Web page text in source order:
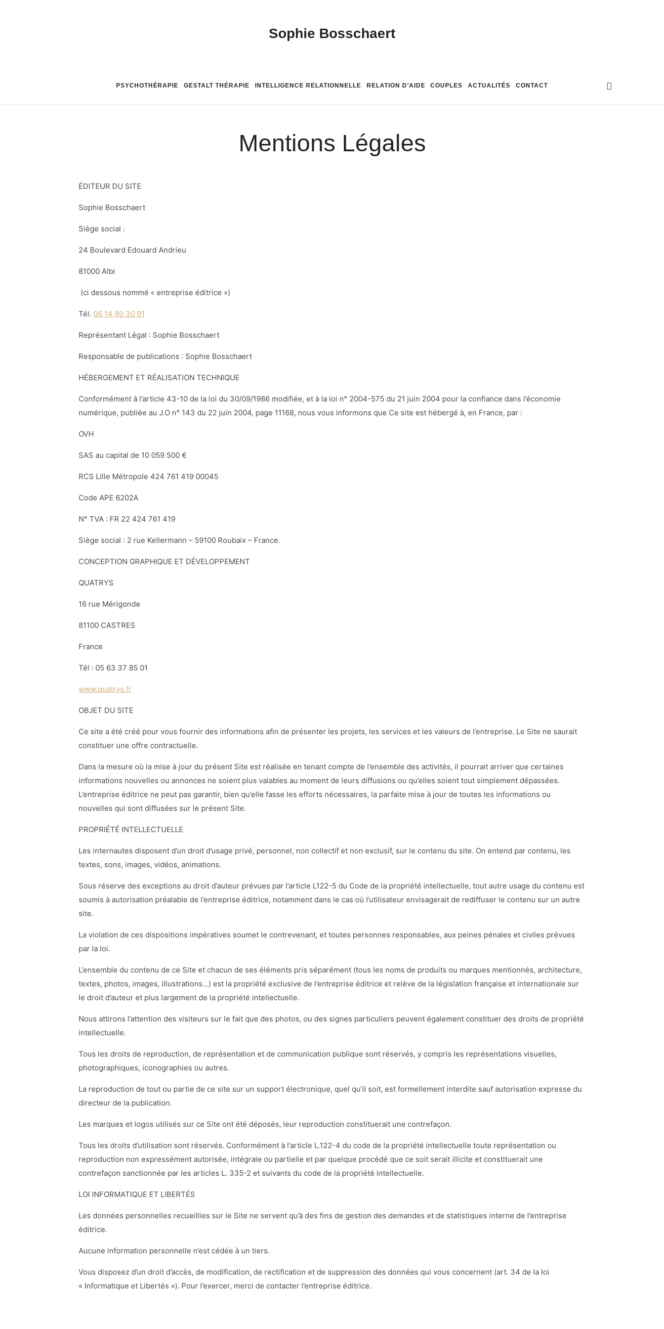
Sophie
Bosschaert
Sophie Bosschaert
PSYCHOTHÉRAPIE GESTALT THÉRAPIE INTELLIGENCE RELATIONNELLE RELATION D’AIDE COUPLES ACTUALITÉS CONTACT
Mentions Légales
ÉDITEUR DU SITE
Sophie Bosschaert
Siège social :
24 Boulevard Edouard Andrieu
81000 Albi
(ci dessous nommé « entreprise éditrice »)
Tél. 06 14 80 30 91
Représentant Légal : Sophie Bosschaert
Responsable de publications : Sophie Bosschaert
HÉBERGEMENT ET RÉALISATION TECHNIQUE
Conformément à l’article 43-10 de la loi du 30/09/1986 modifiée, et à la loi n° 2004-575 du 21 juin 2004 pour la confiance dans l’économie
numérique, publiée au J.O n° 143 du 22 juin 2004, page 11168, nous vous informons que Ce site est hébergé à, en France, par :
OVH
SAS au capital de 10 059 500 €
RCS Lille Métropole 424 761 419 00045
Code APE 6202A
N° TVA : FR 22 424 761 419
Siège social : 2 rue Kellermann – 59100 Roubaix – France.
CONCEPTION GRAPHIQUE ET DÉVELOPPEMENT
QUATRYS
16 rue Mérigonde
81100 CASTRES
France
Tél : 05 63 37 85 01
www.quatrys.fr
OBJET DU SITE
Ce site a été créé pour vous fournir des informations afin de présenter les projets, les services et les valeurs de l’entreprise. Le Site ne saurait
constituer une offre contractuelle.
Dans la mesure où la mise à jour du présent Site est réalisée en tenant compte de l’ensemble des activités, il pourrait arriver que certaines
informations nouvelles ou annonces ne soient plus valables au moment de leurs diffusions ou qu’elles soient tout simplement dépassées.
L’entreprise éditrice ne peut pas garantir, bien qu’elle fasse les efforts nécessaires, la parfaite mise à jour de toutes les informations ou
nouvelles qui sont diffusées sur le présent Site.
PROPRIÉTÉ INTELLECTUELLE
Les internautes disposent d’un droit d’usage privé, personnel, non collectif et non exclusif, sur le contenu du site. On entend par contenu, les
textes, sons, images, vidéos, animations.
Sous réserve des exceptions au droit d’auteur prévues par l’article L122-5 du Code de la propriété intellectuelle, tout autre usage du contenu est
soumis à autorisation préalable de l’entreprise éditrice, notamment dans le cas où l’utilisateur envisagerait de rediffuser le contenu sur un autre
site.
La violation de ces dispositions impératives soumet le contrevenant, et toutes personnes responsables, aux peines pénales et civiles prévues
par la loi.
L’ensemble du contenu de ce Site et chacun de ses éléments pris séparément (tous les noms de produits ou marques mentionnés, architecture,
textes, photos, images, illustrations…) est la propriété exclusive de l’entreprise éditrice et relève de la législation française et internationale sur
le droit d’auteur et plus largement de la propriété intellectuelle.
Nous attirons l’attention des visiteurs sur le fait que des photos, ou des signes particuliers peuvent également constituer des droits de propriété
intellectuelle.
Tous les droits de reproduction, de représentation et de communication publique sont réservés, y compris les représentations visuelles,
photographiques, iconographies ou autres.
La reproduction de tout ou partie de ce site sur un support électronique, quel qu’il soit, est formellement interdite sauf autorisation expresse du
directeur de la publication.
Les marques et logos utilisés sur ce Site ont été déposés, leur reproduction constituerait une contrefaçon.
Tous les droits d’utilisation sont réservés. Conformément à l’article L.122-4 du code de la propriété intellectuelle toute représentation ou
reproduction non expressément autorisée, intégrale ou partielle et par quelque procédé que ce soit serait illicite et constituerait une
contrefaçon sanctionnée par les articles L. 335-2 et suivants du code de la propriété intellectuelle.
LOI INFORMATIQUE ET LIBERTÉS
Les données personnelles recueillies sur le Site ne servent qu’à des fins de gestion des demandes et de statistiques interne de l’entreprise
éditrice.
Aucune information personnelle n’est cédée à un tiers.
Vous disposez d’un droit d’accès, de modification, de rectification et de suppression des données qui vous concernent (art. 34 de la loi
« Informatique et Libertés »). Pour l’exercer, merci de contacter l’entreprise éditrice.